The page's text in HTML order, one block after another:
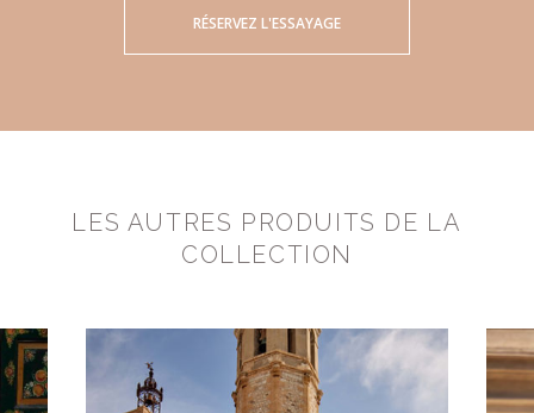
RÉSERVEZ L'ESSAYAGE
LES AUTRES PRODUITS DE LA
COLLECTION